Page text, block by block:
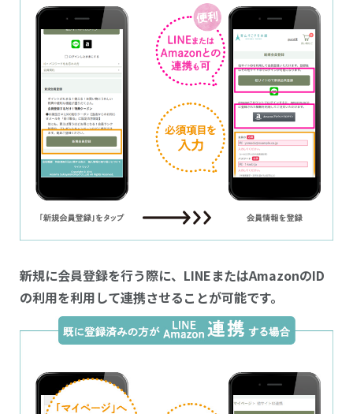
新規に会員登録を行う際に、LINEまたはAmazonのID
の利用を利用して連携させることが可能です。